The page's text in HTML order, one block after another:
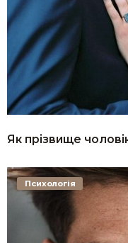
Як прізвище
Психологія